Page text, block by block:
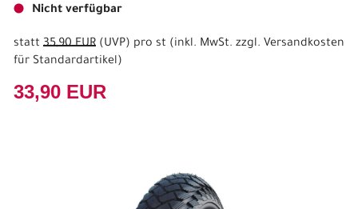
Nicht verfügbar
statt 35,90 EUR (UVP) pro st (inkl. MwSt. zzgl. Versandkosten
für Standardartikel)
33,90 EUR